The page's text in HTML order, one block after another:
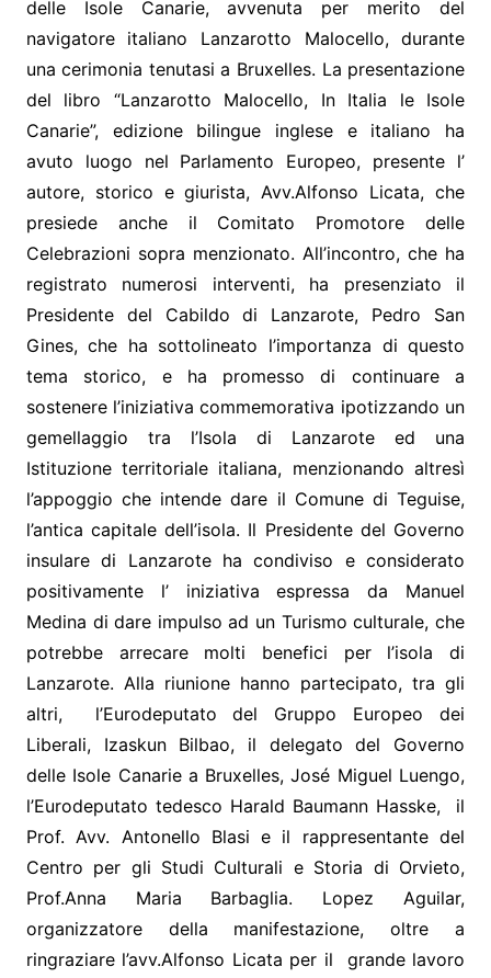
delle Isole Canarie, avvenuta per merito del
navigatore italiano Lanzarotto Malocello, durante
una cerimonia tenutasi a Bruxelles. La presentazione
del libro “Lanzarotto Malocello, In Italia le Isole
Canarie”, edizione bilingue inglese e italiano ha
avuto luogo nel Parlamento Europeo, presente l’
autore, storico e giurista, Avv.Alfonso Licata, che
presiede anche il Comitato Promotore delle
Celebrazioni sopra menzionato. All’incontro, che ha
registrato numerosi interventi, ha presenziato il
Presidente del Cabildo di Lanzarote, Pedro San
Gines, che ha sottolineato l’importanza di questo
tema storico, e ha promesso di continuare a
sostenere l’iniziativa commemorativa ipotizzando un
gemellaggio tra l’Isola di Lanzarote ed una
Istituzione territoriale italiana, menzionando altresì
l’appoggio che intende dare il Comune di Teguise,
l’antica capitale dell’isola. Il Presidente del Governo
insulare di Lanzarote ha condiviso e considerato
positivamente l’ iniziativa espressa da Manuel
Medina di dare impulso ad un Turismo culturale, che
potrebbe arrecare molti benefici per l’isola di
Lanzarote. Alla riunione hanno partecipato, tra gli
altri, l’Eurodeputato del Gruppo Europeo dei
Liberali, Izaskun Bilbao, il delegato del Governo
delle Isole Canarie a Bruxelles, José Miguel Luengo,
l’Eurodeputato tedesco Harald Baumann Hasske, il
Prof. Avv. Antonello Blasi e il rappresentante del
Centro per gli Studi Culturali e Storia di Orvieto,
Prof.Anna Maria Barbaglia. Lopez Aguilar,
organizzatore della manifestazione, oltre a
ringraziare l’avv.Alfonso Licata per il grande lavoro